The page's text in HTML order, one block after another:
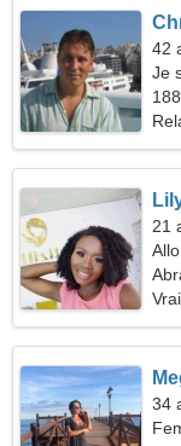
42
Je
21
34